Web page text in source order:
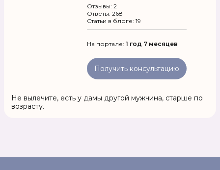
Отзывы: 2
Ответы: 268
Статьи в блоге: 19
На портале: 1 год 7 месяцев
Получить консультацию
Не вылечите, есть у дамы другой мужчина, старше по
возрасту.